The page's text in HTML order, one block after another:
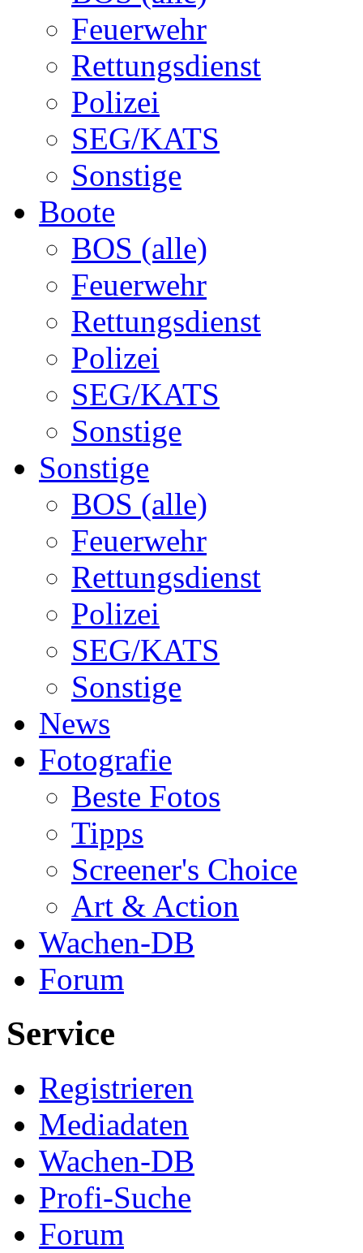
Feuerwehr
Rettungsdienst
Polizei
SEG/KATS
Sonstige
Boote
BOS (alle)
Feuerwehr
Rettungsdienst
Polizei
SEG/KATS
Sonstige
Sonstige
BOS (alle)
Feuerwehr
Rettungsdienst
Polizei
SEG/KATS
Sonstige
News
Fotografie
Beste Fotos
Tipps
Screener's Choice
Art & Action
Wachen-DB
Forum
Service
Registrieren
Mediadaten
Wachen-DB
Profi-Suche
Forum